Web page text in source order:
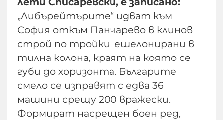
„Либърейтърите“ идват към
София откъм Панчарево в клинов
строй по тройки, ешелонирани в
тилна колона, краят на която се
губи до хоризонта. Българите
смело се изправят с едва 36
машини срещу 200 вражески.
Формират насрещен боен ред,